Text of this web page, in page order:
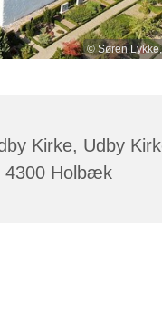
© Søren
Kirke, Udby
4300 Holbæk